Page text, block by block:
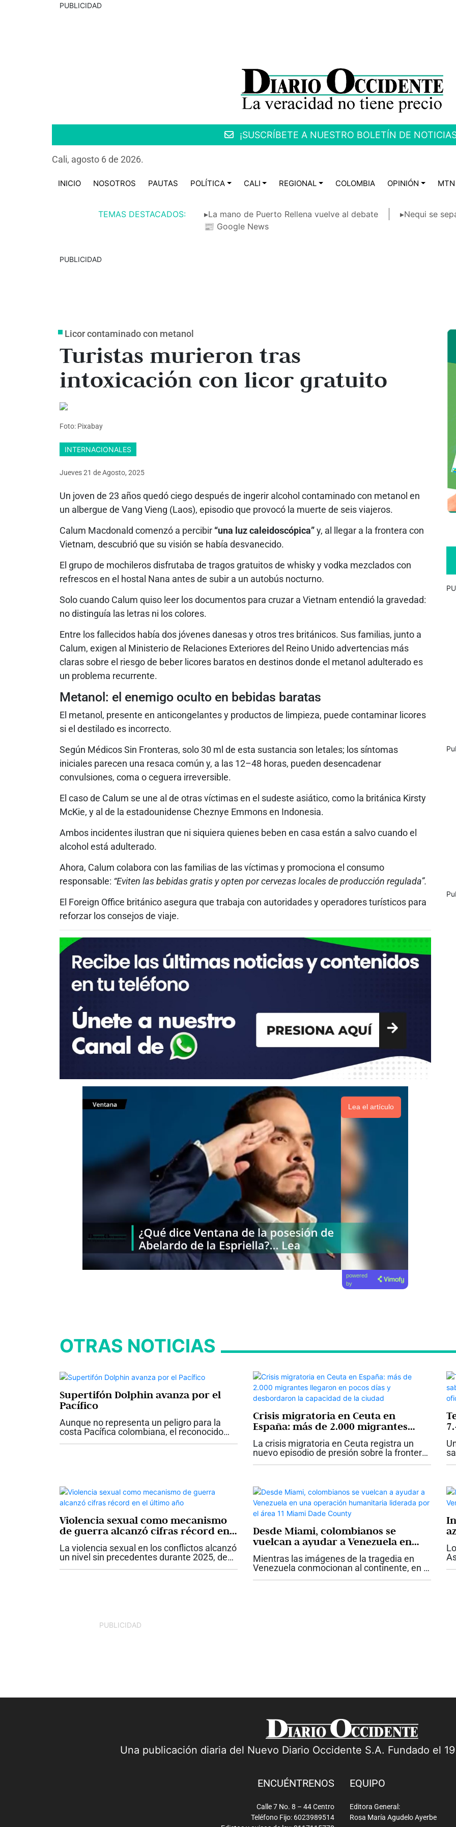
PUBLICIDAD
¡SUSCRÍBETE A NUESTRO BOLETÍN DE
Cali, agosto 6 de 2026.
INICIO NOSOTROS PAUTAS POLÍTICA CALI REGIONAL COLOMBIA OPINIÓN MTN
TEMAS DESTACADOS: ▸La mano de Puerto Rellena vuelve al debate
▸Nequi se
📰 Google News
PUBLICIDAD
Licor contaminado con metanol
Turistas murieron tras
intoxicación con licor gratuito
Foto: Pixabay
INTERNACIONALES
Jueves 21 deAgosto, 2025
Un joven de 23 años quedó ciego después de ingerir alcohol contaminado con metanol en
un albergue de Vang Vieng (Laos), episodio que provocó la muerte de seis viajeros.
Calum Macdonald comenzó a percibir “una luz caleidoscópica”y, al llegar a la frontera con
Vietnam, descubrió que su visión se había desvanecido.
El grupo de mochileros disfrutaba de tragos gratuitos de whisky y vodka mezclados con
refrescos en el hostal Nana antes de subir a un autobús nocturno.
Solo cuando Calum quiso leer los documentos para cruzar a Vietnam entendió la gravedad:
no distinguía las letras ni los colores.
Entre los fallecidos había dos jóvenes danesas y otros tres británicos. Sus familias, junto a
Calum, exigen al Ministerio de Relaciones Exteriores del Reino Unido advertencias más
claras sobre el riesgo de beber licores baratos en destinos donde el metanol adulterado es
un problema recurrente.
Metanol: el enemigo oculto en bebidas baratas
El metanol, presente en anticongelantes y productos de limpieza, puede contaminar licores
si el destilado es incorrecto.
Según Médicos Sin Fronteras, solo 30 ml de esta sustancia son letales; los síntomas
iniciales parecen una resaca común y, a las 12–48 horas, pueden desencadenar
convulsiones, coma o ceguera irreversible.
El caso de Calum se une al de otras víctimas en el sudeste asiático, como la británica Kirsty
McKie, y al de la estadounidense Cheznye Emmons en Indonesia.
Ambos incidentes ilustran que ni siquiera quienes beben en casa están a salvo cuando el
alcohol está adulterado.
Ahora, Calum colabora con las familias de las víctimas y promociona el consumo
responsable: “Eviten las bebidas gratis y opten por cervezas locales de producción regulada”.
El Foreign Office británico asegura que trabaja con autoridades y operadores turísticos para
reforzar los consejos de viaje.
Lea el artículo
powered
by
OTRAS NOTICIAS
Supertifón Dolphin avanza por el
Pacífico
Aunque no representa un peligro para la
costa Pacífica colombiana, el reconocido
metereólogo colombiano Max Enríquez se
Crisis migratoria en Ceuta en
España: más de 2.000 migrantes
llegaron en pocos días y
desbordaron la capacidad de la
ciudad
La crisis migratoria en Ceuta registra un
nuevo episodio de presión sobre la frontera
Violencia sexual como mecanismo
de guerra alcanzó cifras récord en
el último año
La violencia sexual en los conflictos alcanzó
un nivel sin precedentes durante 2025, de
Desde Miami, colombianos se
vuelcan a ayudar a Venezuela en
una operación humanitaria
liderada por el área 11 Miami Dade
County
Mientras las imágenes de la tragedia en
Venezuela conmocionan al continente, en el
PUBLICIDAD
Una publicación diaria del Nuevo Diario Occidente S.A. Fundado el
ENCUÉNTRENOS
Calle 7 No. 8 – 44 Centro
Teléfono Fijo: 6023989514
EQUIPO
Editora General:
Rosa María Agudelo Ayerbe